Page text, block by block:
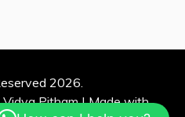
2026.
Pitham | Made with